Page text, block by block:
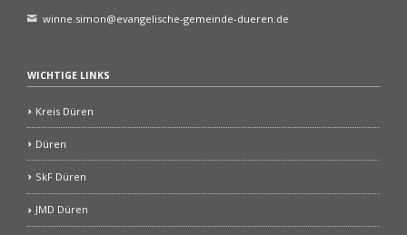
winne.simon@evangelische-gemeinde-dueren.de
WICHTIGE LINKS
Kreis Düren
Düren
SkF Düren
JMD Düren